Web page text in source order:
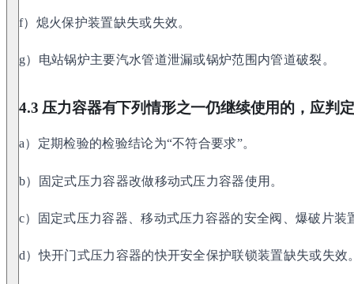
f）熄火保护装置缺失或失效。
g）电站锅炉主要汽水管道泄漏或锅炉范围内管道破裂。
4.3 压力容器有下列情形之一仍继续使用的，应判
a）定期检验的检验结论为“不符合要求”。
b）固定式压力容器改做移动式压力容器使用。
c）固定式压力容器、移动式压力容器的安全阀、爆破片装
d）快开门式压力容器的快开安全保护联锁装置缺失或失效